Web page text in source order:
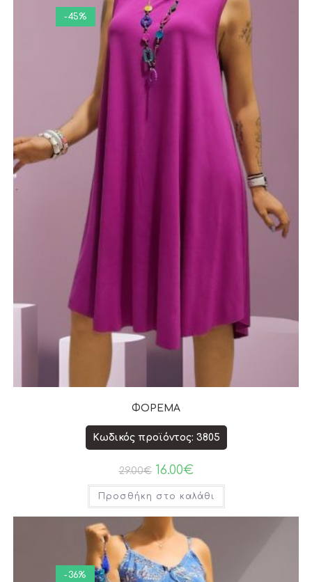
-45%
ΦΟΡΕΜΑ
Κωδικός προϊόντος: 3805
29.00€ 16.00€
Προσθήκη στο καλάθι
-36%